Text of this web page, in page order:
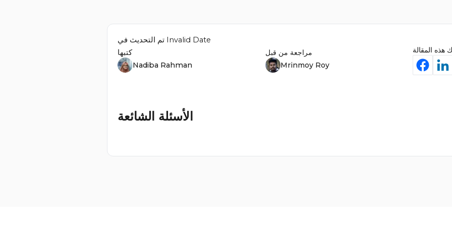
تم التحديث في Invalid Date
كتبها
Nadiba Rahman
مراجعة من قبل
Mrinmoy Roy
هذه المقالة
الأسئلة الشائعة